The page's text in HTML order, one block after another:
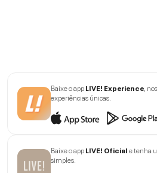
Baixe o appLIVE! Experience,
experiências únicas.
Baixe o appLIVE! Oficiale tenha
simples.